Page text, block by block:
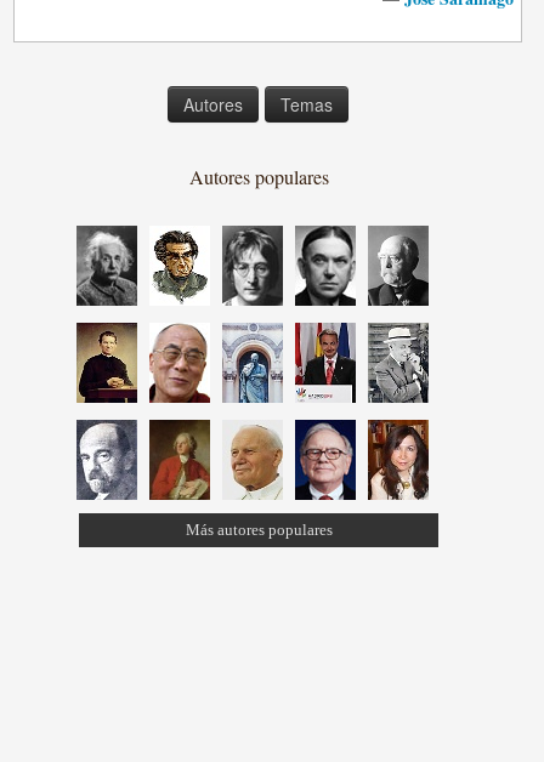
Autores Temas
Autores populares
Más autores populares